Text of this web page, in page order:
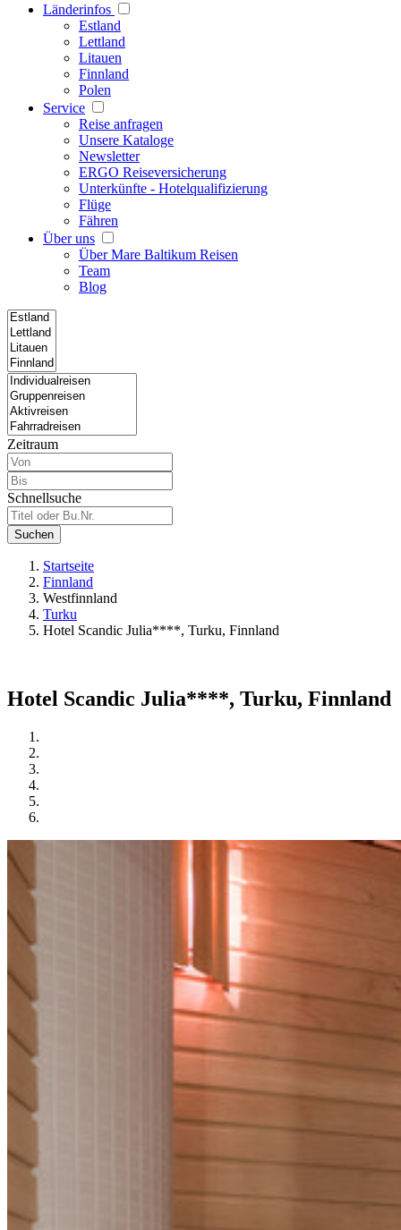
Länderinfos
Estland
Lettland
Litauen
Finnland
Polen
Service
Reise anfragen
Unsere Kataloge
Newsletter
ERGO Reiseversicherung
Unterkünfte - Hotelqualifizierung
Flüge
Fähren
Über uns
Über Mare Baltikum Reisen
Team
Blog
Zeitraum
Schnellsuche
Suchen
Startseite
Finnland
Westfinnland
Turku
Hotel Scandic Julia****, Turku, Finnland
Hotel Scandic Julia****, Turku, Finnland